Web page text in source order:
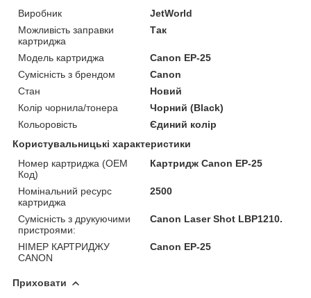
Виробник
JetWorld
Можливість заправки
картриджа
Так
Модель картриджа
Canon EP-25
Сумісність з брендом
Canon
Стан
Новий
Колір чорнила/тонера
Чорний (Black)
Кольоровість
Єдиний колір
Користувальницькі характеристики
Номер картриджа (OEM
Код)
Картридж Canon EP-25
Номінальний ресурс
картриджа
2500
Сумісність з друкуючими
пристроями:
Canon Laser Shot LBP1210.
НІМЕР КАРТРИДЖУ
CANON
Canon EP-25
Приховати